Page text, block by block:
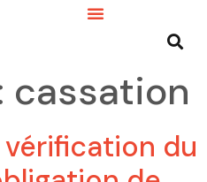
cassation
vérification du